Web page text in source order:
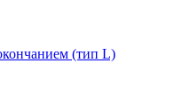
(тип L)